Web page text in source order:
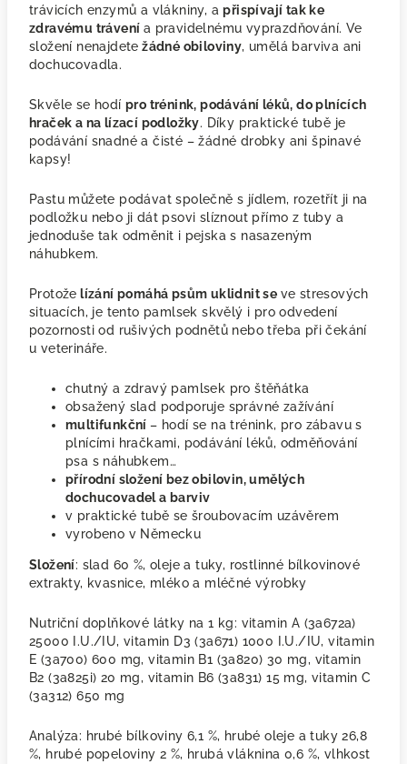
trávicích enzymů a vlákniny, a přispívají tak ke
zdravému trávení a pravidelnému vyprazdňování. Ve
složení nenajdete žádné obiloviny, umělá barviva ani
dochucovadla.
Skvěle se hodí pro trénink, podávání léků, do plnících
hraček a na lízací podložky. Díky praktické tubě je
podávání snadné a čisté – žádné drobky ani špinavé
kapsy!
Pastu můžete podávat společně s jídlem, rozetřít ji na
podložku nebo ji dát psovi slíznout přímo z tuby a
jednoduše tak odměnit i pejska s nasazeným
náhubkem.
Protože lízání pomáhá psům uklidnit se ve stresových
situacích, je tento pamlsek skvělý i pro odvedení
pozornosti od rušivých podnětů nebo třeba při čekání
u veterináře.
chutný a zdravý pamlsek pro štěňátka
obsažený slad podporuje správné zažívání
multifunkční – hodí se na trénink, pro zábavu s
plnícími hračkami, podávání léků, odměňování
psa s náhubkem…
přírodní složení bez obilovin, umělých
dochucovadel a barviv
v praktické tubě se šroubovacím uzávěrem
vyrobeno v Německu
Složení: slad 60 %, oleje a tuky, rostlinné bílkovinové
extrakty, kvasnice, mléko a mléčné výrobky
Nutriční doplňkové látky na 1 kg: vitamin A (3a672a)
25000 I.U./IU, vitamin D3 (3a671) 1000 I.U./IU, vitamin
E (3a700) 600 mg, vitamin B1 (3a820) 30 mg, vitamin
B2 (3a825i) 20 mg, vitamin B6 (3a831) 15 mg, vitamin C
(3a312) 650 mg
Analýza: hrubé bílkoviny 6,1 %, hrubé oleje a tuky 26,8
%, hrubé popeloviny 2 %, hrubá vláknina 0,6 %, vlhkost